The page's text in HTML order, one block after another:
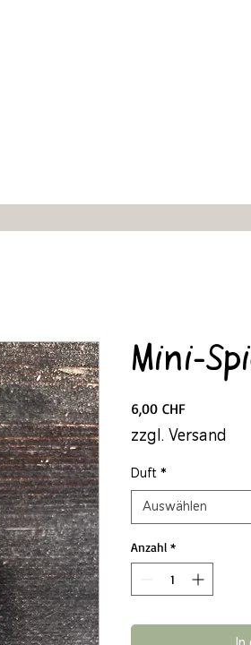
Mini-
6,00 CHFPreis
zzgl. Versand
Duft *
Auswählen
Anzahl *